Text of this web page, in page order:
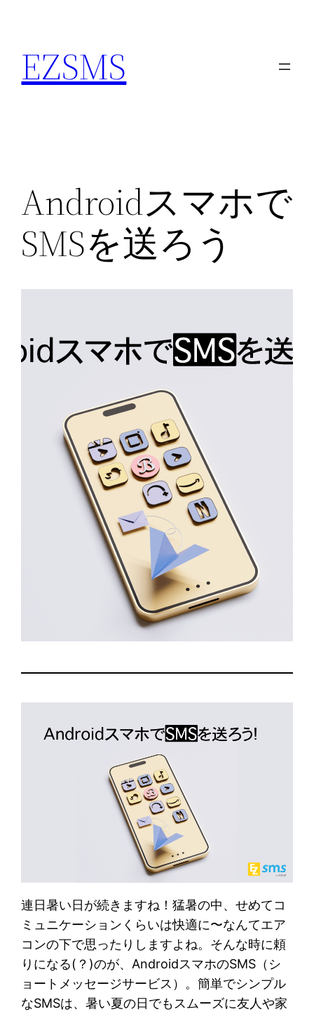
EZSMS
Androidスマホで
SMSを送ろう
連日暑い日が続きますね！猛暑の中、せめてコ
ミュニケーションくらいは快適に〜なんてエア
コンの下で思ったりしますよね。そんな時に頼
りになる(？)のが、AndroidスマホのSMS（シ
ョートメッセージサービス）。簡単でシンプル
なSMSは、暑い夏の日でもスムーズに友人や家